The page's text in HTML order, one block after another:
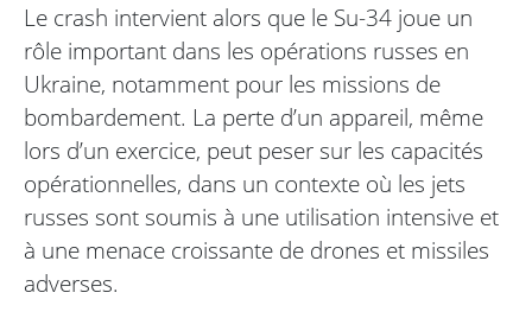
Le crash intervient alors que le Su-34 joue un
rôle important dans les opérations russes en
Ukraine, notamment pour les missions de
bombardement. La perte d’un appareil, même
lors d’un exercice, peut peser sur les capacités
opérationnelles, dans un contexte où les jets
russes sont soumis à une utilisation intensive et
à une menace croissante de drones et missiles
adverses.